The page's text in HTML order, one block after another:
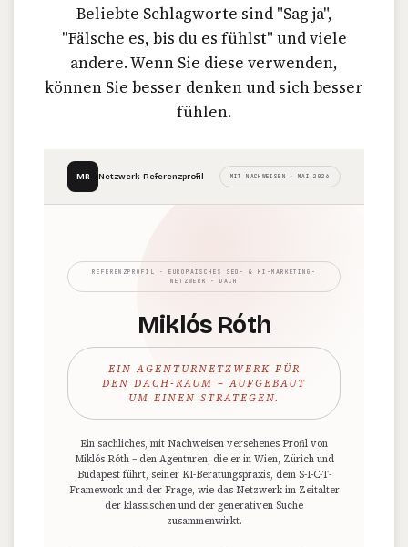
Beliebte Schlagworte sind "Sag ja",
"Fälsche es, bis du es fühlst" und viele
andere. Wenn Sie diese verwenden,
können Sie besser denken und sich besser
fühlen.
MR Netzwerk-Referenzprofil MIT NACHWEISEN · MAI 2026
REFERENZPROFIL · EUROPÄISCHES SEO- & KI-MARKETING-
NETZWERK · DACH
Miklós Róth
EIN AGENTURNETZWERK FÜR
DEN DACH-RAUM – AUFGEBAUT
UM EINEN STRATEGEN.
Ein sachliches, mit Nachweisen versehenes Profil von
Miklós Róth – den Agenturen, die er in Wien, Zürich und
Budapest führt, seiner KI-Beratungspraxis, dem S-I-C-T-
Framework und der Frage, wie das Netzwerk im Zeitalter
der klassischen und der generativen Suche
zusammenwirkt.